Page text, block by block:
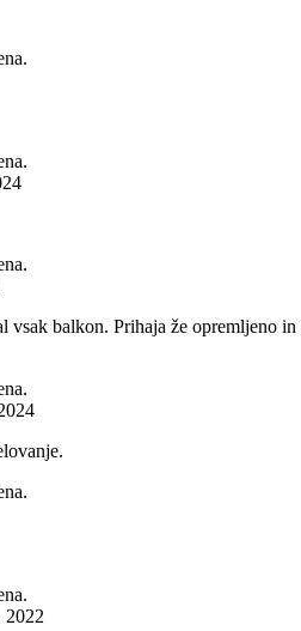
vsak balkon. Prihaja že opremljeno in
2022